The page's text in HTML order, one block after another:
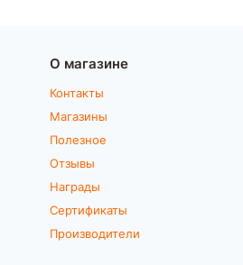
О магазине
Контакты
Магазины
Полезное
Отзывы
Награды
Сертификаты
Производители